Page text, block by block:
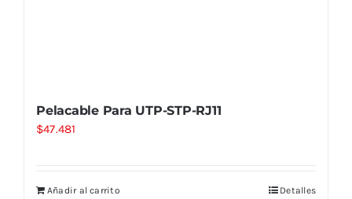
Pelacable Para UTP-STP-RJ11
$47.481
Añadir al carrito Detalles